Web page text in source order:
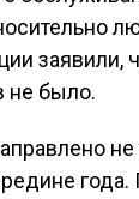
заявили,
не было.
не
года.